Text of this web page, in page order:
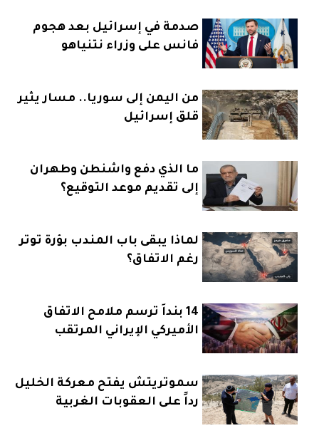
صدمة في إسرائيل بعد هجوم
فانس على وزراء نتنياهو
من اليمن إلى سوريا.. مسار يثير
قلق إسرائيل
ما الذي دفع واشنطن وطهران
إلى تقديم موعد التوقيع؟
لماذا يبقى باب المندب بؤرة توتر
رغم الاتفاق؟
14 بنداً ترسم ملامح الاتفاق
الأميركي الإيراني المرتقب
سموتريتش يفتح معركة الخليل
رداً على العقوبات الغربية